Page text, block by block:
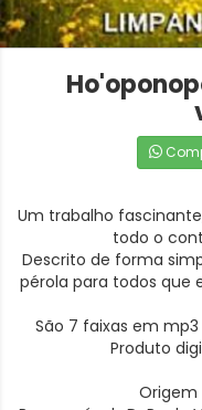
Um trabalho
todo o
Descrito de forma
pérola para todos que
São 7 faixas em
Produto
Origem